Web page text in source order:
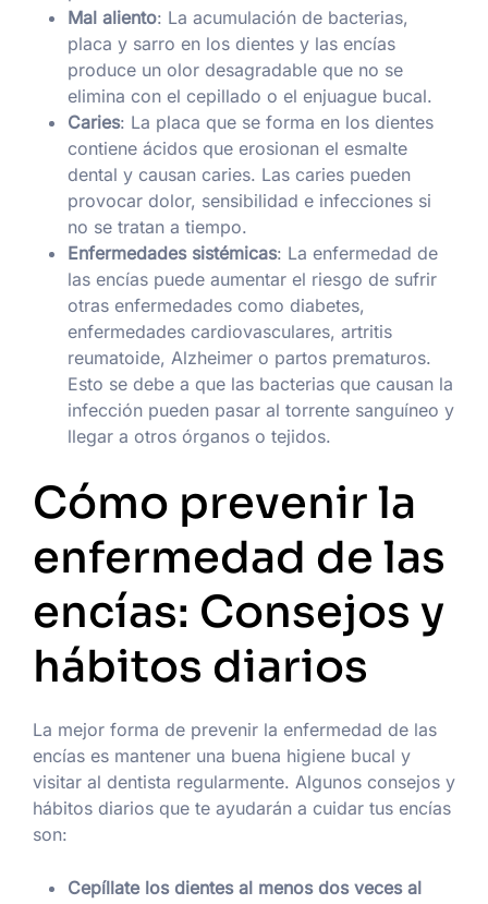
Mal aliento: La acumulación de bacterias,
placa y sarro en los dientes y las encías
produce un olor desagradable que no se
elimina con el cepillado o el enjuague bucal.
Caries: La placa que se forma en los dientes
contiene ácidos que erosionan el esmalte
dental y causan caries. Las caries pueden
provocar dolor, sensibilidad e infecciones si
no se tratan a tiempo.
Enfermedades sistémicas: La enfermedad de
las encías puede aumentar el riesgo de sufrir
otras enfermedades como diabetes,
enfermedades cardiovasculares, artritis
reumatoide, Alzheimer o partos prematuros.
Esto se debe a que las bacterias que causan la
infección pueden pasar al torrente sanguíneo y
llegar a otros órganos o tejidos.
Cómo prevenir la
enfermedad de las
encías: Consejos y
hábitos diarios
La mejor forma de prevenir la enfermedad de las
encías es mantener una buena higiene bucal y
visitar al dentista regularmente. Algunos consejos y
hábitos diarios que te ayudarán a cuidar tus encías
son:
Cepíllate los dientes al menos dos veces al